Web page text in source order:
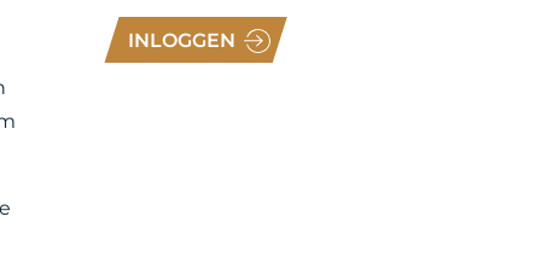
INLOGGEN